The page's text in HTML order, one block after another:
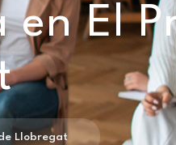
El
Llobregat